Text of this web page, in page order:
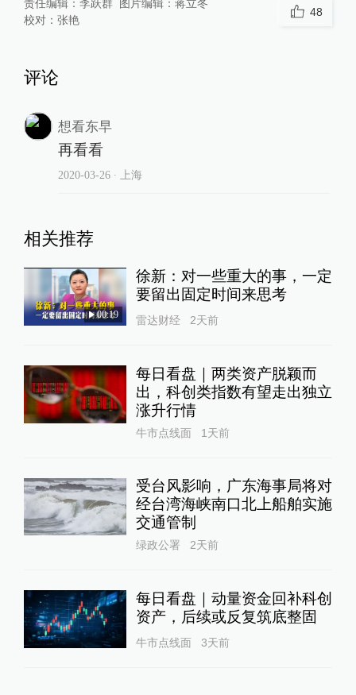
责任编辑： 李跃群 图片编辑： 蒋立冬
校对： 张艳
48
评论
想看东早
再看看
2020-03-26∙ 上海
相关推荐
00:19
徐新：对一些重大的事，一定
要留出固定时间来思考
雷达财经 2天前
每日看盘｜两类资产脱颖而
出，科创类指数有望走出独立
涨升行情
牛市点线面 1天前
受台风影响，广东海事局将对
经台湾海峡南口北上船舶实施
交通管制
绿政公署 2天前
每日看盘｜动量资金回补科创
资产，后续或反复筑底整固
牛市点线面 3天前